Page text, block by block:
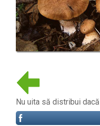
Nu uita să distribui